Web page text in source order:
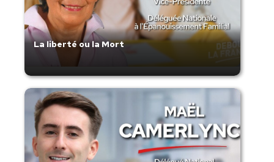
La liberté ou la Mort